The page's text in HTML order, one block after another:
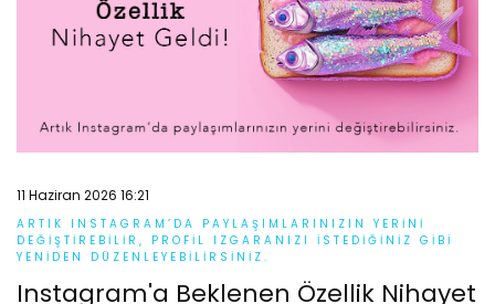
11 Haziran 2026 16:21
ARTIK INSTAGRAM’DA PAYLAŞIMLARINIZIN YERINI
DEĞIŞTIREBILIR, PROFIL IZGARANIZI ISTEDIĞINIZ GIBI
YENIDEN DÜZENLEYEBILIRSINIZ.
Instagram'a Beklenen Özellik Nihayet